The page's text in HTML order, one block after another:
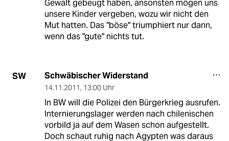
Gewalt gebeugt haben, ansonsten mögen uns
unsere Kinder vergeben, wozu wir nicht den
Mut hatten. Das "böse" triumphiert nur dann,
wenn das "gute" nichts tut.
SW Schwäbischer Widerstand
14.11.2011, 13:00 Uhr
In BW will die Polizei den Bürgerkrieg ausrufen.
Internierungslager werden nach chilenischen
vorbild ja auf dem Wasen schon aufgestellt.
Doch schaut ruhig nach Agypten was daraus